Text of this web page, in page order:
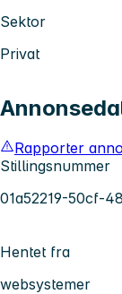
Sektor
Privat
Rapporter
Stillingsnummer
01a52219-50cf-
Hentet fra
websystemer